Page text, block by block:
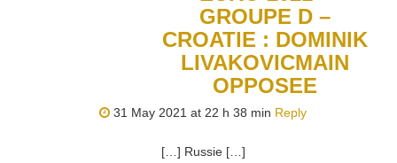
GROUPE D –
CROATIE : DOMINIK
LIVAKOVICMAIN
OPPOSEE
31 May 2021 at 22 h 38 min Reply
[…] Russie […]